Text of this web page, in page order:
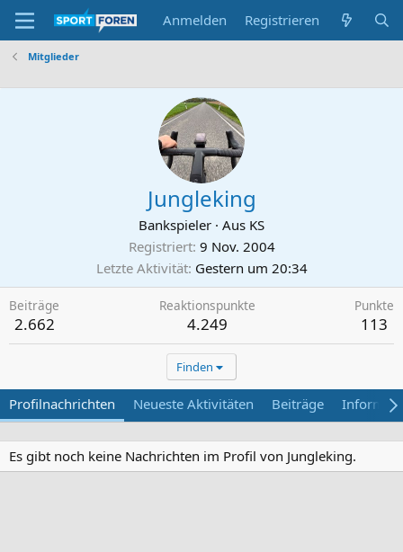
Anmelden Registrieren
Mitglieder
Jungleking
Bankspieler · Aus KS
Registriert 9 Nov. 2004
Letzte Aktivität Gestern um 20:34
Beiträge
2.662
Reaktionspunkte
4.249
Punkte
113
Finden
Profilnachrichten Neueste Aktivitäten Beiträge
Es gibt noch keine Nachrichten im Profil von Jungleking.